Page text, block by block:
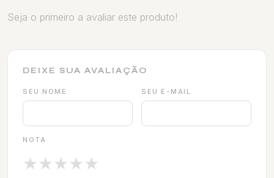
Seja o primeiro a avaliar este produto!
DEIXE SUA AVALIAÇÃO
SEU NOME SEU E-MAIL
NOTA
★★★★★